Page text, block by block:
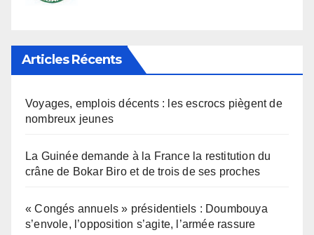
Articles Récents
Voyages, emplois décents : les escrocs piègent de
nombreux jeunes
La Guinée demande à la France la restitution du
crâne de Bokar Biro et de trois de ses proches
« Congés annuels » présidentiels : Doumbouya
s’envole, l’opposition s’agite, l’armée rassure